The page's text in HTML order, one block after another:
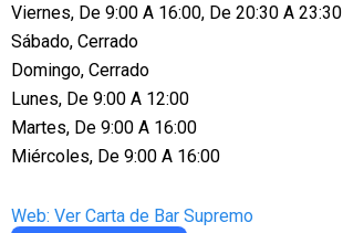
Viernes, De 9:00 A 16:00, De 20:30 A 23:30
Sábado, Cerrado
Domingo, Cerrado
Lunes, De 9:00 A 12:00
Martes, De 9:00 A 16:00
Miércoles, De 9:00 A 16:00
Web: Ver Carta de Bar Supremo